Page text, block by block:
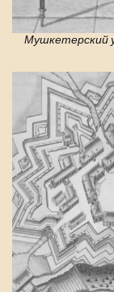
Мушкетерский